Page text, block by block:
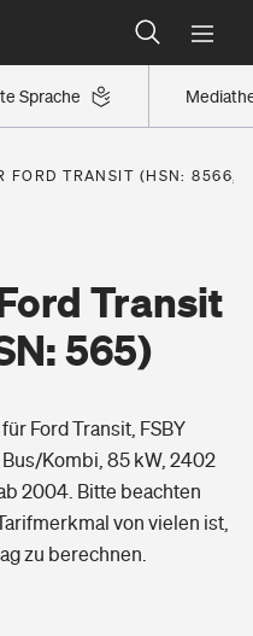
Sprache
finden
eingestuft
finden
FORD TRANSIT (HSN: 8566,
Transit
565)
Ford Transit, FSBY
Kombi, 85 kW, 2402
2004. Bitte beachten
von vielen ist,
zu berechnen.